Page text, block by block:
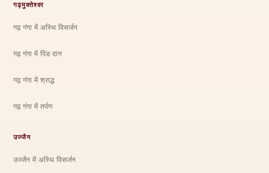
गढ़मुक्तेश्वर
गढ़ गंगा में अस्थि विसर्जन
गढ़ गंगा में पिंड दान
गढ़ गंगा में श्राद्ध
गढ़ गंगा में तर्पण
उज्जैन
उज्जैन में अस्थि विसर्जन